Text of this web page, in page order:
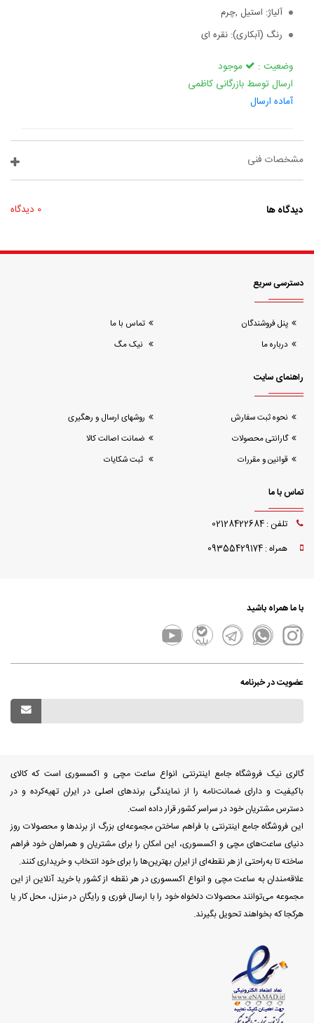
آلیاژ: استیل ,چرم
رنگ (آبکاری): نقره ای
وضعیت :
موجود
ارسال توسط بازرگانی کاظمی
آماده ارسال
مشخصات فنی
دیدگاه ها 0 دیدگاه
دسترسی سریع
پنل فروشندگان
تماس با ما
درباره ما
نیک مگ
راهنمای سایت
نحوه ثبت سفارش
روشهای ارسال و رهگیری
گارانتی محصولات
ضمانت اصالت کالا
قوانین و مقررات
ثبت شکایات
تماس با ما
تلفن : 02128422684
همراه : 09355429174
با ما همراه باشید
عضویت در خبرنامه
گالری نیک فروشگاه جامع اینترنتی انواع ساعت مچی و اکسسوری است که کالای
باکیفیت و دارای ضمانت‌نامه را از نمایندگی برندهای اصلی در ایران تهیه‌کرده و در
دسترس مشتریان خود در سراسر کشور قرار داده است.
این فروشگاه جامع اینترنتی با فراهم ساختن مجموعه‌ای بزرگ از برندها و محصولات روز
دنیای ساعت‌های مچی و اکسسوری، این امکان را برای مشتریان و همراهان خود فراهم
ساخته تا به‌راحتی از هر نقطه‌ای از ایران بهترین‌ها را برای خود انتخاب و خریداری کنند.
علاقه‌مندان به ساعت مچی و انواع اکسسوری در هر نقطه از کشور با خرید آنلاین از این
مجموعه می‌توانند محصولات دلخواه خود را با ارسال فوری و رایگان در منزل، محل کار یا
هرکجا که بخواهند تحویل بگیرند.